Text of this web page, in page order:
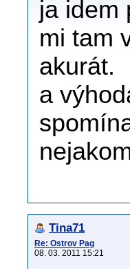
ja idem
mi tam
akurát.
a
Tina71
Re: Ostrov Pag
08. 03. 2011 15:21